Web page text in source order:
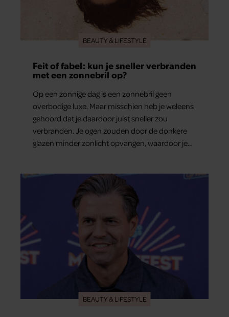
BEAUTY & LIFESTYLE
Feit of fabel: kun je sneller verbranden
met een zonnebril op?
Op een zonnige dag is een zonnebril geen
overbodige luxe. Maar misschien heb je weleens
gehoord dat je daardoor juist sneller zou
verbranden. Je ogen zouden door de donkere
glazen minder zonlicht opvangen, waardoor je
hoe het zit.
BEAUTY & LIFESTYLE